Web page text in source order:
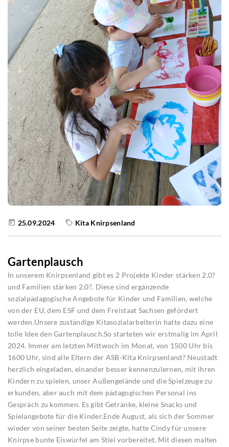
25.09.2024 Kita Knirpsenland
Gartenplausch
In unserem Knirpsenland gibt es 2 Projekte Kinder stärken 2.0?
und Familien stärken 2.0?. Diese sind ergänzende
sozialpädagogische Angebote für Kinder und Familien, welche
von der EU, dem ESF und dem Freistaat Sachsen gefördert
werden.Unsere zuständige Kitasozialarbeiterin hatte dazu eine
tolle Idee den Gartenplausch.So starteten wir erstmalig im April
2024. Immer am letzten Mittwoch im Monat, von 1500 Uhr bis
1600 Uhr, sind alle Eltern der ASB-Kita Knirpsenland? Neustadt
herzlich eingeladen, einander besser kennenzulernen, mit ihren
Kindern zu spielen, unser Außengelände und die Spielzeuge zu
erkunden, aber auch mit dem pädagogischen Personal ins
Gespräch zu kommen. Es gibt Getränke, kleine Snacks und
Spielangebote für die Kinder.Ende August, als sich der Sommer
wieder von seiner besten Seite zeigte, hatte Cindy für unsere
Knirpse bunte Eiswürfel am Stiel vorbereitet. Mit diesen malten